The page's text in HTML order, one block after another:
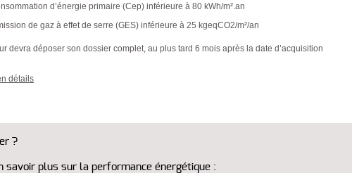
d’énergie primaire (Cep) inférieure à 80 kWh/m².an
de gaz à effet de serre (GES) inférieure à 25 kgeqCO2/m²/an
devra déposer son dossier complet, au plus tard 6 mois après la date d’acquisition
détails
?
savoir plus sur la performance énergétique :